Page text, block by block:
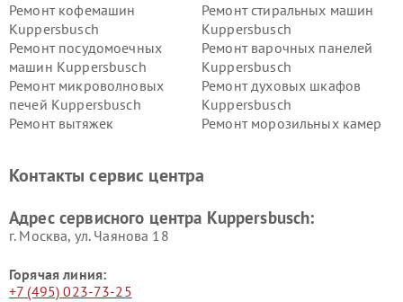
Ремонт кофемашин
Kuppersbusch
Ремонт стиральных машин
Kuppersbusch
Ремонт посудомоечных
машин Kuppersbusch
Ремонт варочных панелей
Kuppersbusch
Ремонт микроволновых
печей Kuppersbusch
Ремонт духовых шкафов
Kuppersbusch
Ремонт вытяжек
Ремонт морозильных камер
Kuppersbusch
вакуумных упаковщиков
Ремонт сушильных машин Kuppersbusch
Контакты сервис центра
Адрес сервисного центра Kuppersbusch:
г. Москва, ул. Чаянова 18
Горячая линия:
+7 (495) 023-73-25